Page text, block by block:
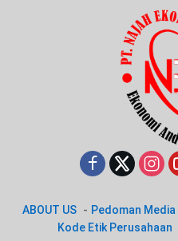
ABOUT US Pedoman Media
Kode Etik Perusahaan